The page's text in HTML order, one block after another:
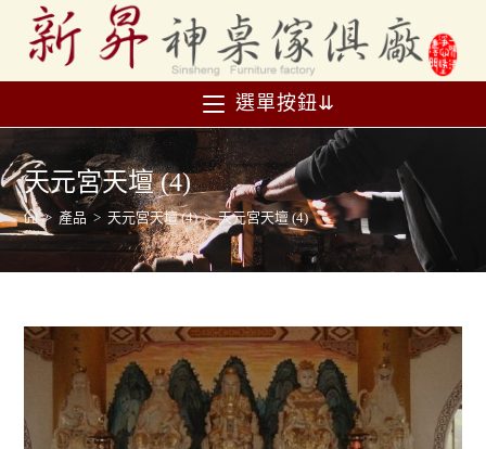
選單按鈕⇊
天元宮天壇 (4)
> 產品 > 天元宮天壇 (4) > 天元宮天壇 (4)